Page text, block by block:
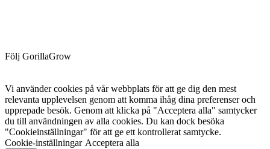
Följ GorillaGrow
Vi använder cookies på vår webbplats för att ge dig den mest
relevanta upplevelsen genom att komma ihåg dina preferenser och
upprepade besök. Genom att klicka på "Acceptera alla" samtycker
du till användningen av alla cookies. Du kan dock besöka
"Cookieinställningar" för att ge ett kontrollerat samtycke.
Cookie-inställningar Acceptera alla